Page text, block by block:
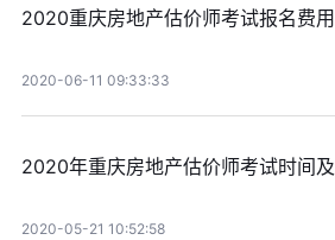
2020重庆房地产估价师考试报名费用
2020-06-11 09:33:33
2020年重庆房地产估价师考试时间
2020-05-21 10:52:58